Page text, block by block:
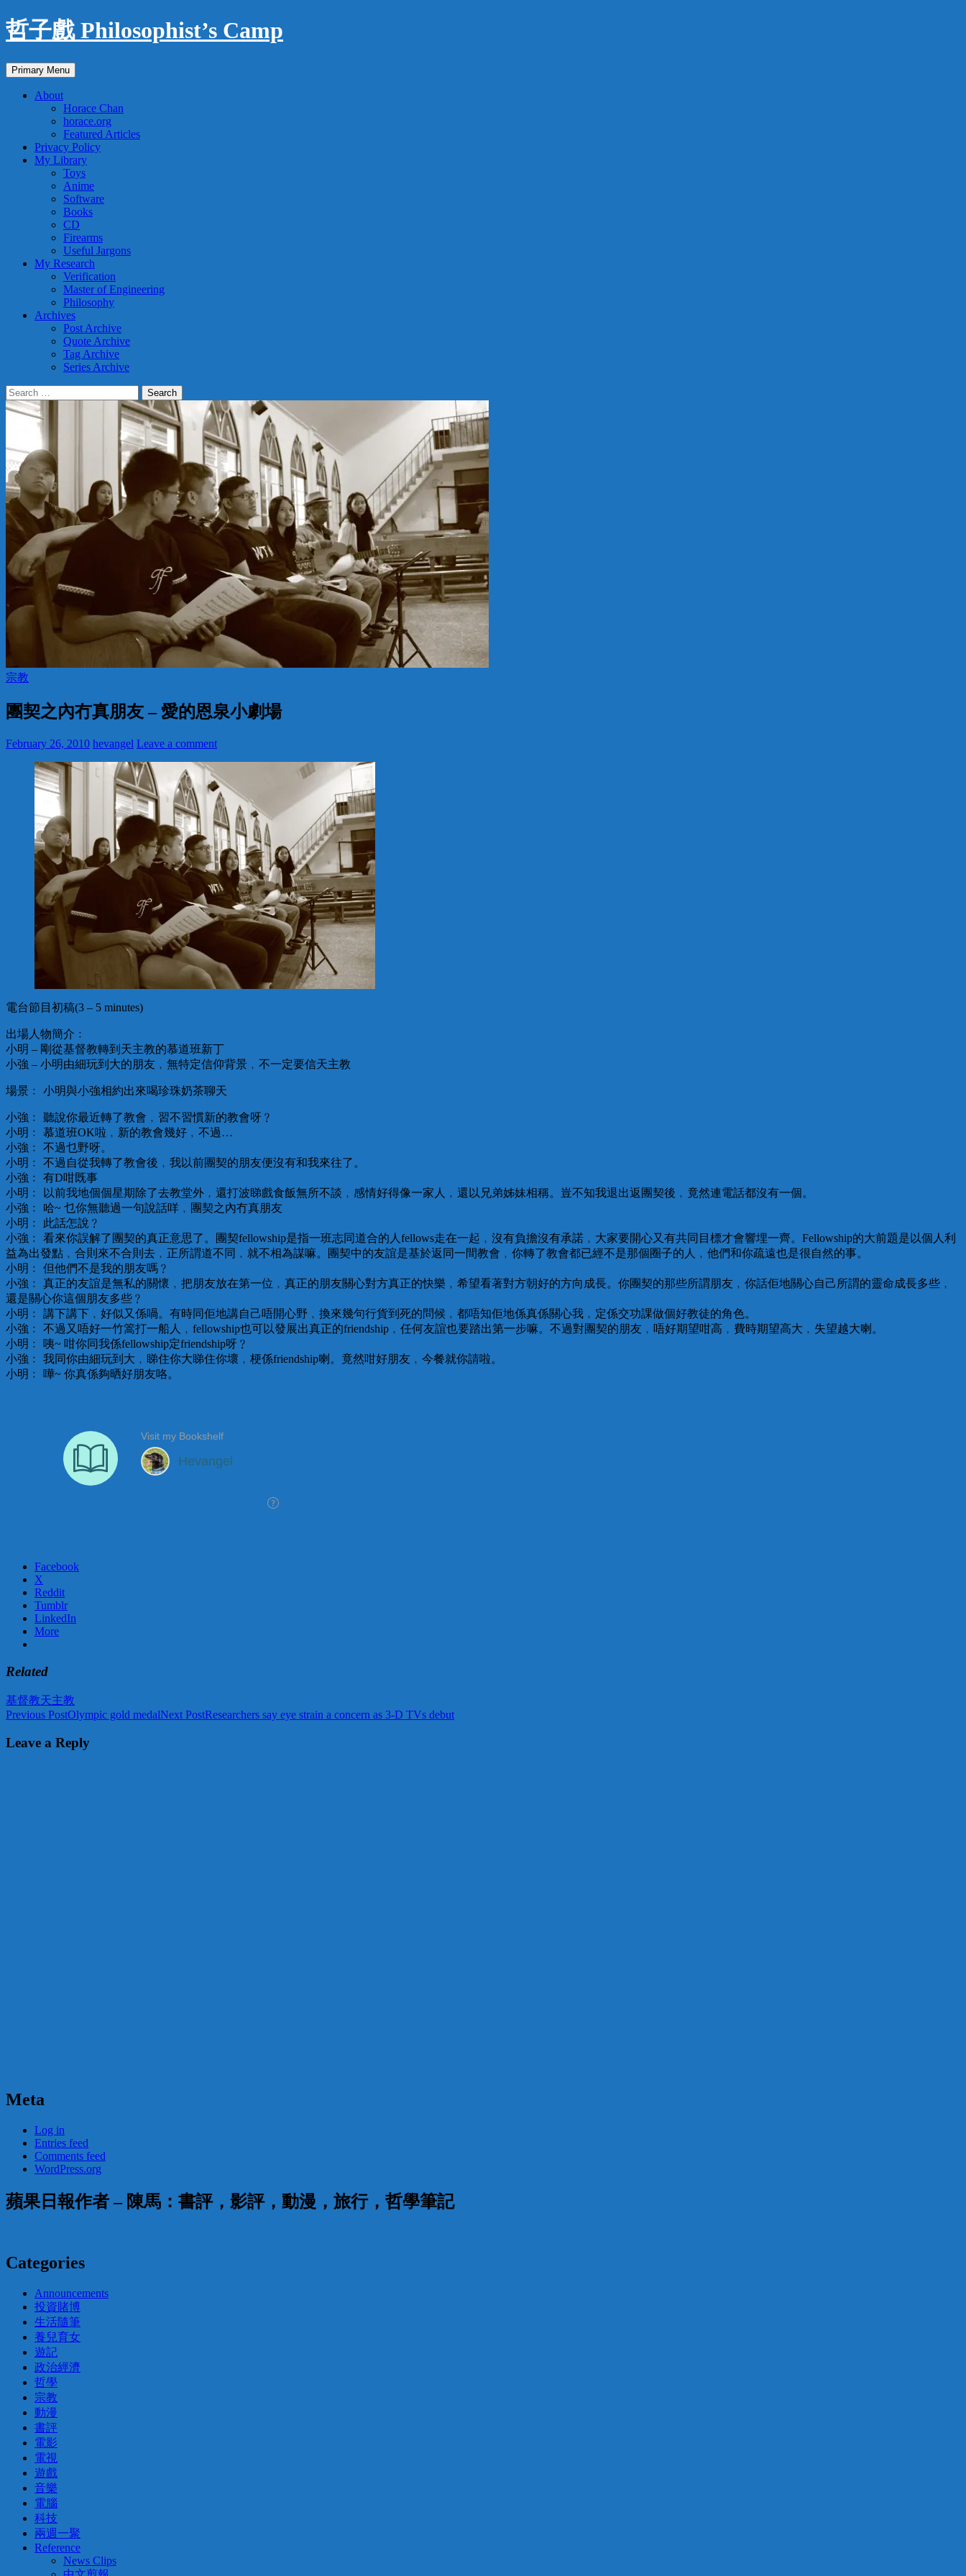
Skip
to
哲子戲 Philosophist’s Camp
Search
Primary Menu
About
Horace Chan
horace.org
Featured Articles
Privacy Policy
My Library
Toys
Anime
Software
Books
CD
Firearms
Useful Jargons
My Research
Verification
Master of Engineering
Philosophy
Archives
Post Archive
Quote Archive
Tag Archive
Series Archive
Search
for:
宗教
團契之內冇真朋友 – 愛的恩泉小劇場
February 26, 2010 hevangel Leave a comment
電台節目初稿(3 – 5 minutes)
出場人物簡介﹕
小明 – 剛從基督教轉到天主教的慕道班新丁
小強 – 小明由細玩到大的朋友﹐無特定信仰背景﹐不一定要信天主教
場景﹕ 小明與小強相約出來喝珍珠奶茶聊天
小強﹕ 聽說你最近轉了教會﹐習不習慣新的教會呀﹖
小明﹕ 慕道班OK啦﹐新的教會幾好﹐不過…
小強﹕ 不過乜野呀。
小明﹕ 不過自從我轉了教會後﹐我以前團契的朋友便沒有和我來往了。
小強﹕ 有D咁既事
小明﹕ 以前我地個個星期除了去教堂外﹐還打波睇戲食飯無所不談﹐感情好得像一家人﹐還以兄弟姊妹相稱。豈不知我退出返團契後﹐竟然連電話都沒有一個。
小強﹕ 哈~ 乜你無聽過一句說話咩﹐團契之內冇真朋友
小明﹕ 此話怎說﹖
小強﹕ 看來你誤解了團契的真正意思了。團契fellowship是指一班志同道合的人fellows走在一起﹐沒有負擔沒有承諾﹐大家要開心又有共同目標才會響埋一齊。Fellowship的大前題是以個人利
益為出發點﹐合則來不合則去﹐正所謂道不同﹐就不相為謀嘛。團契中的友誼是基於返同一間教會﹐你轉了教會都已經不是那個圈子的人﹐他們和你疏遠也是很自然的事。
小明﹕ 但他們不是我的朋友嗎﹖
小強﹕ 真正的友誼是無私的關懷﹐把朋友放在第一位﹐真正的朋友關心對方真正的快樂﹐希望看著對方朝好的方向成長。你團契的那些所謂朋友﹐你話佢地關心自己所謂的靈命成長多些﹐
還是關心你這個朋友多些﹖
小明﹕ 講下講下﹐好似又係喎。有時同佢地講自己唔開心野﹐換來幾句行貨到死的問候﹐都唔知佢地係真係關心我﹐定係交功課做個好教徒的角色。
小強﹕ 不過又唔好一竹篙打一船人﹐fellowship也可以發展出真正的friendship﹐任何友誼也要踏出第一步嘛。不過對團契的朋友﹐唔好期望咁高﹐費時期望高大﹐失望越大喇。
小明﹕ 咦~ 咁你同我係fellowship定friendship呀﹖
小強﹕ 我同你由細玩到大﹐睇住你大睇住你壞﹐梗係friendship喇。竟然咁好朋友﹐今餐就你請啦。
小明﹕ 嘩~ 你真係夠晒好朋友咯。
Facebook
X
Reddit
Tumblr
LinkedIn
More
Related
基督教天主教
Post
navigation
Previous PostOlympic gold medalNext PostResearchers say eye strain a concern as 3-D TVs debut
Leave a Reply
Meta
Log in
Entries feed
Comments feed
WordPress.org
蘋果日報作者 – 陳馬：書評，影評，動漫，旅行，哲學筆記
Categories
Announcements
投資賭博
生活隨筆
養兒育女
遊記
政治經濟
哲學
宗教
動漫
書評
電影
電視
遊戲
音樂
電腦
科技
兩週一聚
Reference
News Clips